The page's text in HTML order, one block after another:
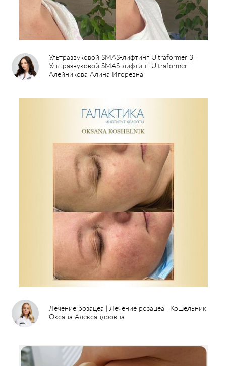
Ультразвуковой SMAS-лифтинг Ultraformer 3 |
Ультразвуковой SMAS-лифтинг Ultraformer |
Алейникова Алина Игоревна
Лечение розацеа | Лечение розацеа | Кошельник
Оксана Александровна